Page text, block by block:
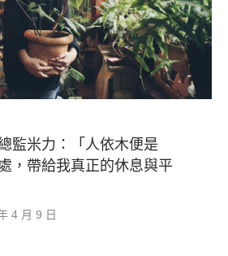
監米力：「人依木便是
，帶給我真正的休息與平
4 月 9 日